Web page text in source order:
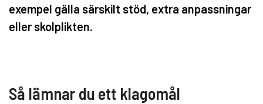
exempel gälla särskilt stöd, extra anpassningar
eller skolplikten.
Så lämnar du ett klagomål